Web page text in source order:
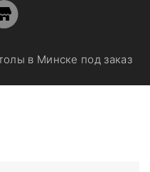
в Минске под заказ